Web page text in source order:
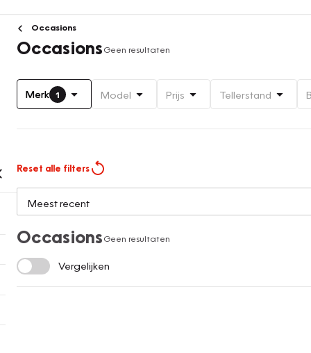
Occasions
OccasionsGeen resultaten
Merk 1 Model Prijs Tellerstand
Reset alle filters
OccasionsGeen resultaten
Vergelijken